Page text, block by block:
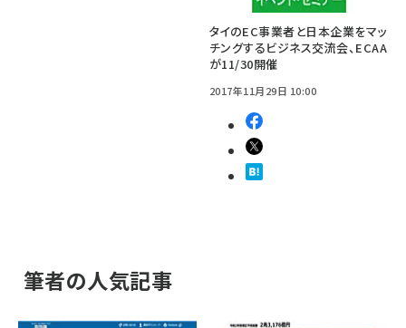
タイのEC事業者と日本企業をマッ
チングするビジネス交流会、ECAA
が11/30開催
2017年11月29日 10:00
筆者の人気記事